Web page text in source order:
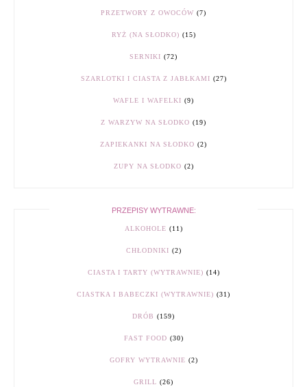
PRZETWORY Z OWOCÓW (7)
RYŻ (NA SŁODKO) (15)
SERNIKI (72)
SZARLOTKI I CIASTA Z JABŁKAMI (27)
WAFLE I WAFELKI (9)
Z WARZYW NA SŁODKO (19)
ZAPIEKANKI NA SŁODKO (2)
ZUPY NA SŁODKO (2)
PRZEPISY WYTRAWNE:
ALKOHOLE (11)
CHŁODNIKI (2)
CIASTA I TARTY (WYTRAWNIE) (14)
CIASTKA I BABECZKI (WYTRAWNIE) (31)
DRÓB (159)
FAST FOOD (30)
GOFRY WYTRAWNIE (2)
GRILL (26)